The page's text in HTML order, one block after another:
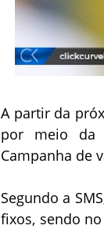
A partir da
por meio da
Campanha de
Segundo a
fixos, sendo no